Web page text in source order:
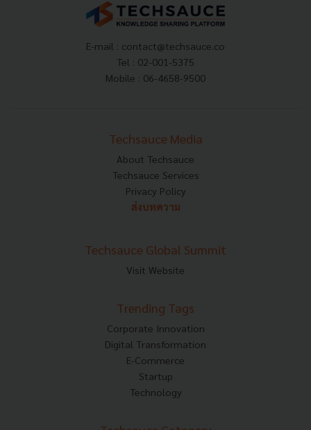
E-mail : contact@techsauce.co
Tel : 02-001-5375
Mobile : 06-4658-9500
Techsauce Media
About Techsauce
Techsauce Services
Privacy Policy
ส่งบทความ
Techsauce Global Summit
Visit Website
Trending Tags
Corporate Innovation
Digital Transformation
E-Commerce
Startup
Technology